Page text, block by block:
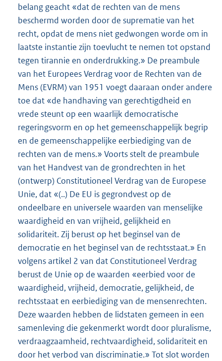
belang geacht «dat de rechten van de mens
beschermd worden door de suprematie van het
recht, opdat de mens niet gedwongen worde om in
laatste instantie zijn toevlucht te nemen tot opstand
tegen tirannie en onderdrukking.» De preambule
van het Europees Verdrag voor de Rechten van de
Mens (EVRM) van 1951 voegt daaraan onder andere
toe dat «de handhaving van gerechtigdheid en
vrede steunt op een waarlijk democratische
regeringsvorm en op het gemeenschappelijk begrip
en de gemeenschappelijke eerbiediging van de
rechten van de mens.» Voorts stelt de preambule
van het Handvest van de grondrechten in het
(ontwerp) Constitutioneel Verdrag van de Europese
Unie, dat «(..) De EU is gegrondvest op de
ondeelbare en universele waarden van menselijke
waardigheid en van vrijheid, gelijkheid en
solidariteit. Zij berust op het beginsel van de
democratie en het beginsel van de rechtsstaat.» En
volgens artikel 2 van dat Constitutioneel Verdrag
berust de Unie op de waarden «eerbied voor de
waardigheid, vrijheid, democratie, gelijkheid, de
rechtsstaat en eerbiediging van de mensenrechten.
Deze waarden hebben de lidstaten gemeen in een
samenleving die gekenmerkt wordt door pluralisme,
verdraagzaamheid, rechtvaardigheid, solidariteit en
door het verbod van discriminatie.» Tot slot worden